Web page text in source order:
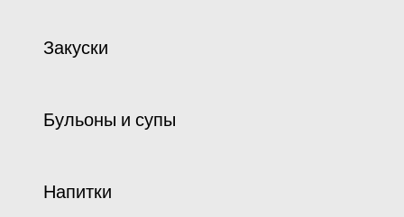
Закуски
Бульоны и супы
Напитки